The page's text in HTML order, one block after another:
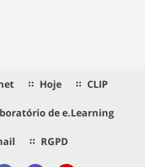
Hoje CLIP
de e.Learning
RGPD